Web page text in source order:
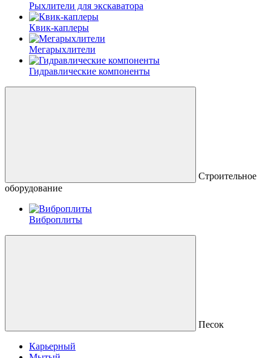
Рыхлители для экскаватора
Квик-каплеры
Мегарыхлители
Гидравлические компоненты
Строительное
оборудование
Виброплиты
Песок
Карьерный